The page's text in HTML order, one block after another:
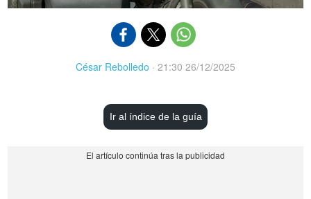
César Rebolledo · 21:30 26/12/2025
Ir al índice de la guía